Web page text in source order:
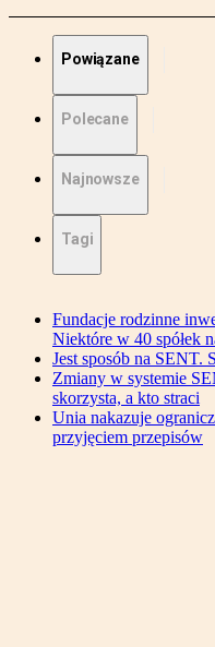
Powiązane
Polecane
Najnowsze
Tagi
Fundacje rodzinne
Niektóre w 40 spółek
Jest sposób na SENT.
Zmiany w systemie
skorzysta, a kto straci
Unia nakazuje
przyjęciem przepisów